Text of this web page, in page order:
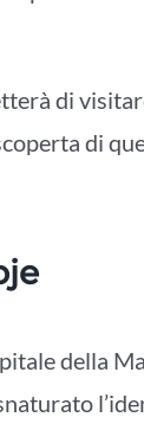
di
di
della